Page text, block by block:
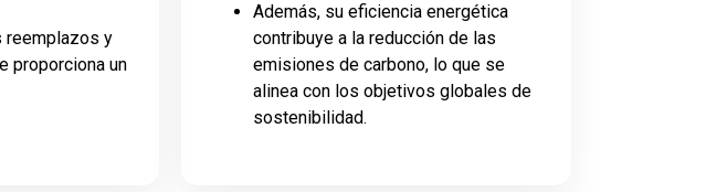
reemplazos y
proporciona un
Además, su eficiencia energética
contribuye a la reducción de las
emisiones de carbono, lo que se
alinea con los objetivos globales de
sostenibilidad.